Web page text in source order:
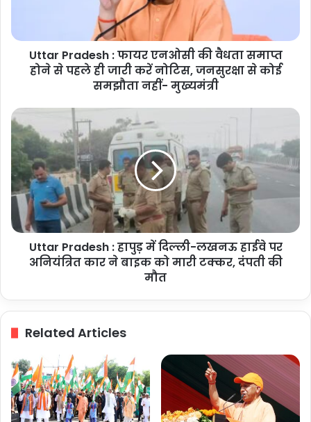
होने
करें
नोटिस,
जनसुरक्षा
से
कोई
समझौता
नहीं-
मुख्यमंत्री
Uttar Pradesh : फायर एनओसी की वैधता समाप्त
होने से पहले ही जारी करें नोटिस, जनसुरक्षा से कोई
समझौता नहीं- मुख्यमंत्री
Uttar
Pradesh
हापुड़
में
दिल्ली-
लखनऊ
हाईवे
पर
अनियंत्रित
टक्कर,
की
मौत
Uttar Pradesh : हापुड़ में दिल्ली-लखनऊ हाईवे पर
अनियंत्रित कार ने बाइक को मारी टक्कर, दंपती की
मौत
Related Articles